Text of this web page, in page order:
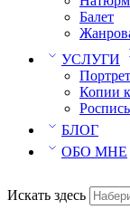
Балет
УСЛУГИ
Копии
БЛОГ
ОБО МНЕ
Искать здесь